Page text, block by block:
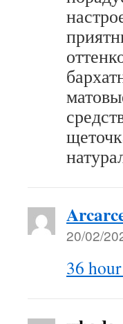
20/02/
36